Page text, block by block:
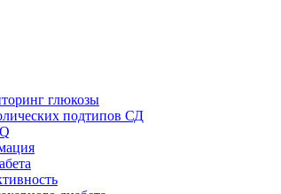
глюкозы
подтипов СД